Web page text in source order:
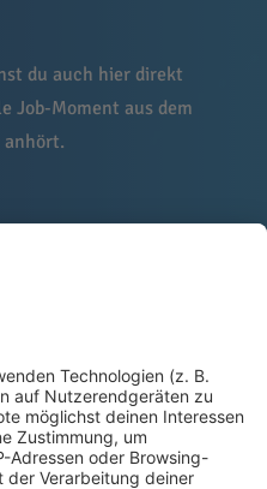
du auch hier direkt
Job-Moment aus dem
anhört.
für